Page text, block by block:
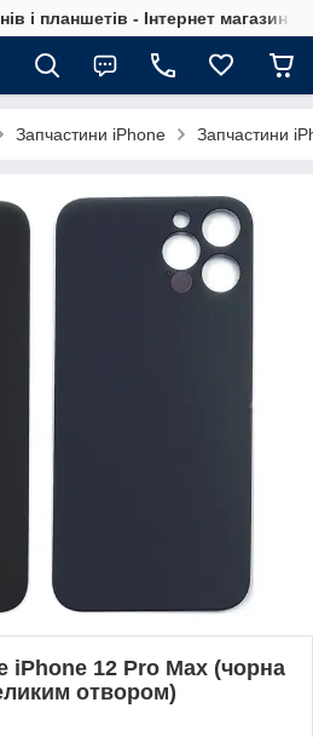
і планшетів - Інтернет магазин
Запчастини iPhone Запчастини
iPhone 12 Pro Max (чорна
отвором)